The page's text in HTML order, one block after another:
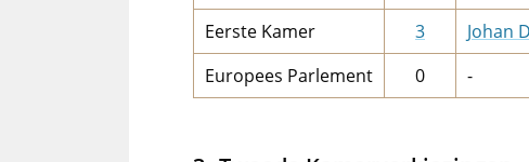
Eerste Kamer
3
Johan
Europees Parlement
0 -